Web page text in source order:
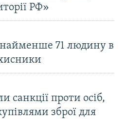
РФ»
71 людину в
санкції проти осіб,
зброї для